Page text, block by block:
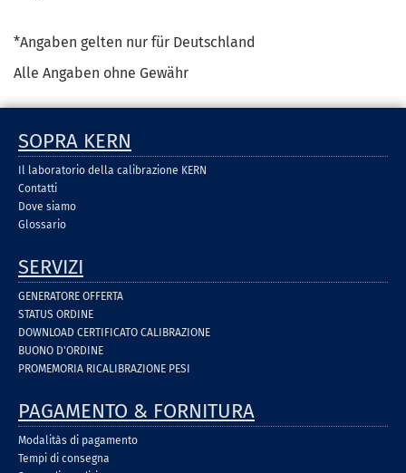
*Angaben gelten nur für Deutschland
Alle Angaben ohne Gewähr
SOPRA KERN
Il laboratorio della calibrazione KERN
Contatti
Dove siamo
Glossario
SERVIZI
GENERATORE OFFERTA
STATUS ORDINE
DOWNLOAD CERTIFICATO CALIBRAZIONE
BUONO D'ORDINE
PROMEMORIA RICALIBRAZIONE PESI
PAGAMENTO & FORNITURA
Modalitàs di pagamento
Tempi di consegna